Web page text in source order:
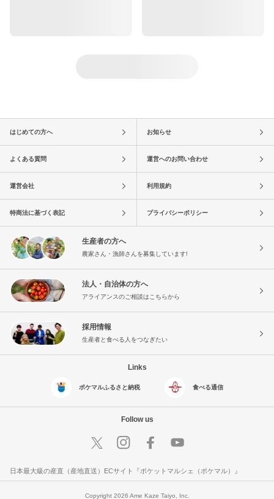
はじめての方へ お知らせ
よくある質問 運営へのお問い合わせ
運営会社 利用規約
特商法に基づく表記 プライバシーポリシー
生産者の方へ
農家さん・漁師さんを募集しています!
法人・自治体の方へ
アライアンスのご相談はこちらから
採用情報
生産者と食べる人をつなぎたい
Links
ポケマルふるさと納税 食べる通信
Follow us
日本最大級の産直（産地直送）ECサイト『ポケットマルシェ（ポケマル）』
Copyright 2026 Ame Kaze Taiyo, Inc.